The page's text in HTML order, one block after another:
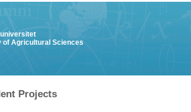
of Agricultural Sciences
Projects